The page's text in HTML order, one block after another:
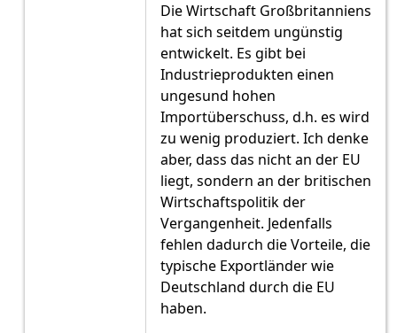
Die Wirtschaft Großbritanniens
hat sich seitdem ungünstig
entwickelt. Es gibt bei
Industrieprodukten einen
ungesund hohen
Importüberschuss, d.h. es wird
zu wenig produziert. Ich denke
aber, dass das nicht an der EU
liegt, sondern an der britischen
Wirtschaftspolitik der
Vergangenheit. Jedenfalls
fehlen dadurch die Vorteile, die
typische Exportländer wie
Deutschland durch die EU
haben.